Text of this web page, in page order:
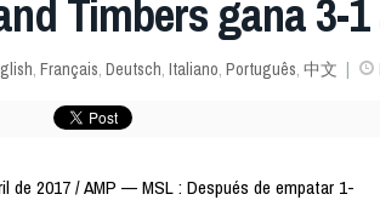
Timbers gana 3-
, Français, Deutsch, Italiano, Português, 中文
de 2017 / AMP — MSL : Después de empatar 1-